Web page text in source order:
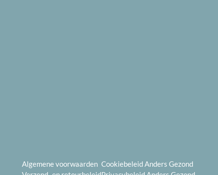
Algemene voorwaarden CookiebeleidAnders Gezond